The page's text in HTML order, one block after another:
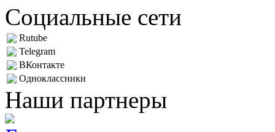
Социальные сети
Rutube
Telegram
ВКонтакте
Одноклассники
Наши партнеры